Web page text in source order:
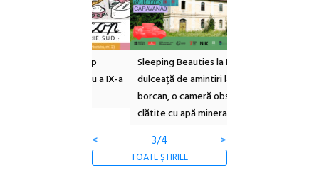
Sleeping Beauties la Borsec:
dulceață de amintiri la
borcan, o cameră obscură și
clătite cu apă minerală
<
3/4 >
TOATE ȘTIRILE